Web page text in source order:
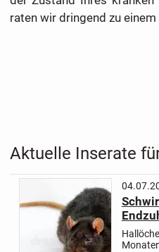
raten wir dringend zu einem
Aktuelle Inserate